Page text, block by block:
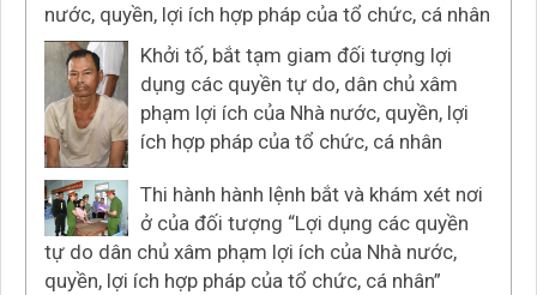
nước, quyền, lợi ích hợp pháp của tổ chức, cá nhân
Khởi tố, bắt tạm giam đối tượng lợi
dụng các quyền tự do, dân chủ xâm
phạm lợi ích của Nhà nước, quyền, lợi
ích hợp pháp của tổ chức, cá nhân
Thi hành hành lệnh bắt và khám xét nơi
ở của đối tượng “Lợi dụng các quyền
tự do dân chủ xâm phạm lợi ích của Nhà nước,
quyền, lợi ích hợp pháp của tổ chức, cá nhân”